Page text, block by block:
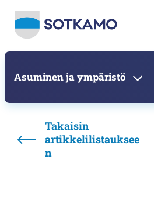
Asuminen ja ympäristö
Takaisin
artikkelilistauksee
n